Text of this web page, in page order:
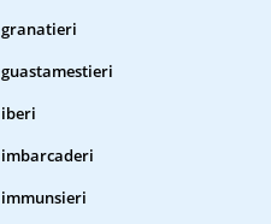
granatieri
guastamestieri
iberi
imbarcaderi
immunsieri